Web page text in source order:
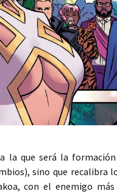
la que será la
sino que recalibra
con el enemigo más